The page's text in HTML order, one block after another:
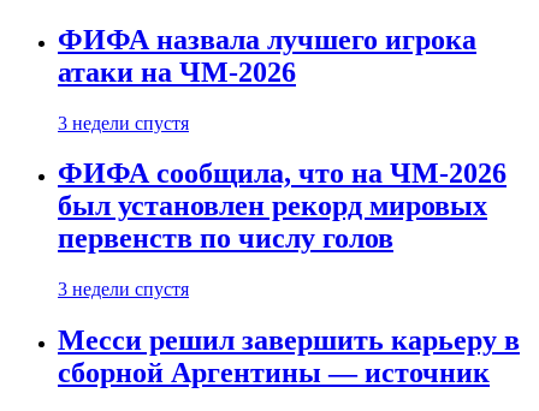
ФИФА назвала лучшего игрока
атаки на ЧМ-2026
3 недели спустя
ФИФА сообщила, что на ЧМ-2026
был установлен рекорд мировых
первенств по числу голов
3 недели спустя
Месси решил завершить карьеру в
сборной Аргентины — источник